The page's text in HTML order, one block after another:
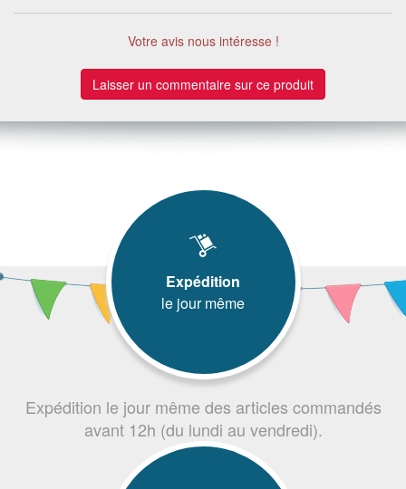
Votre avis nous intéresse !
Laisser un commentaire sur ce produit
Expédition
le jour même
Expédition le jour même des articles commandés
avant 12h (du lundi au vendredi).